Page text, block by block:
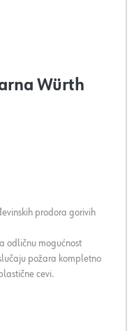
Würth
prodora gorivih
odličnu mogućnost
požara kompletno
cevi.